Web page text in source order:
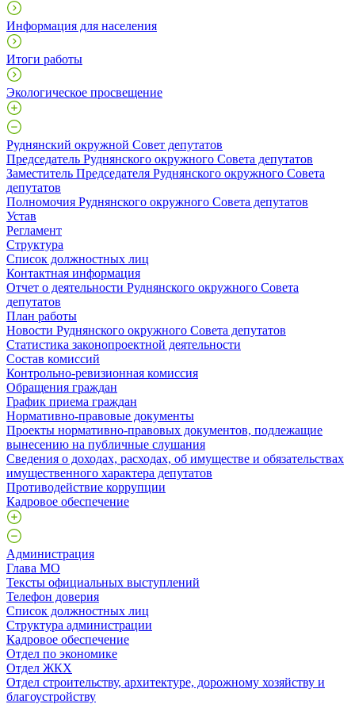
Информация для населения
Итоги работы
Экологическое просвещение
Руднянский окружной Совет депутатов
Председатель Руднянского окружного Совета депутатов
Заместитель Председателя Руднянского окружного Совета
депутатов
Полномочия Руднянского окружного Совета депутатов
Устав
Регламент
Структура
Список должностных лиц
Контактная информация
Отчет о деятельности Руднянского окружного Совета
депутатов
План работы
Новости Руднянского окружного Совета депутатов
Статистика законопроектной деятельности
Состав комиссий
Контрольно-ревизионная комиссия
Обращения граждан
График приема граждан
Нормативно-правовые документы
Проекты нормативно-правовых документов, подлежащие
вынесению на публичные слушания
Сведения о доходах, расходах, об имуществе и обязательствах
имущественного характера депутатов
Противодействие коррупции
Кадровое обеспечение
Администрация
Глава МО
Тексты официальных выступлений
Телефон доверия
Список должностных лиц
Структура администрации
Кадровое обеспечение
Отдел по экономике
Отдел ЖКХ
Отдел строительству, архитектуре, дорожному хозяйству и
благоустройству